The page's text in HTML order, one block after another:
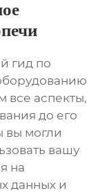
гид по
все аспекты,
до его
вы могли
вашу
на
данных и